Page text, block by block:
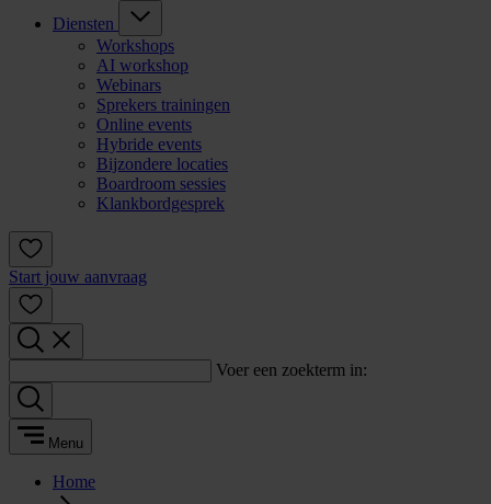
Diensten
Workshops
AI workshop
Webinars
Sprekers trainingen
Online events
Hybride events
Bijzondere locaties
Boardroom sessies
Klankbordgesprek
Start jouw aanvraag
Voer een zoekterm in:
Menu
Home